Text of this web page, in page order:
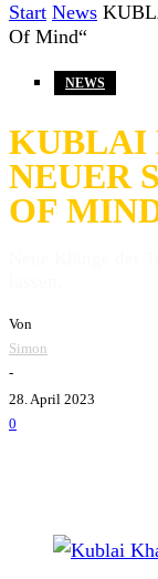
Start News
Of Mind“
NEWS
KUBLAI
NEUER
OF
Von
Simon
-
28. April 2023
0